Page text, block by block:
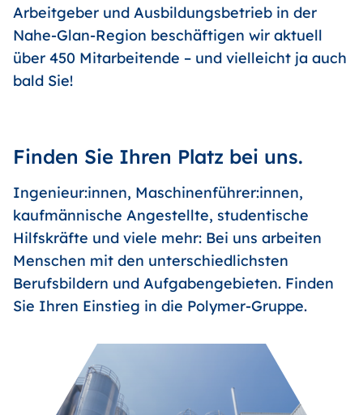
Arbeitgeber und Ausbildungsbetrieb in der
Nahe-Glan-Region beschäftigen wir aktuell
über 450 Mitarbeitende – und vielleicht ja auch
bald Sie!
Finden Sie Ihren Platz bei uns.
Ingenieur:innen, Maschinenführer:innen,
kaufmännische Angestellte, studentische
Hilfskräfte und viele mehr: Bei uns arbeiten
Menschen mit den unterschiedlichsten
Berufsbildern und Aufgabengebieten. Finden
Sie Ihren Einstieg in die Polymer-Gruppe.